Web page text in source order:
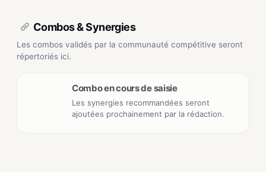
Combos & Synergies
Les combos validés par la communauté compétitive seront
répertoriés ici.
Combo en cours de saisie
Les synergies recommandées seront
ajoutées prochainement par la rédaction.